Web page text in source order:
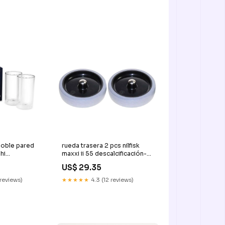
pared
rueda trasera 2 pcs nilfisk
maxxi ii 55 descalcificación-
US$ 29.35
★★★★★ 4.3 (12 reviews)